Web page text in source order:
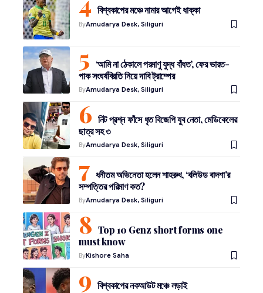
বিশ্বকাপের মঞ্চে নামার আগেই ধাক্কা
ByAmudarya Desk, Siliguri
‘আমি না ঠেকালে পরমাণু যুদ্ধ বাঁধত’, ফের ভারত-
পাক সংঘর্ষবিরতি নিয়ে দাবি ট্রাম্পের
ByAmudarya Desk, Siliguri
নিট প্রশ্ন ফাঁসে ধৃত বিজেপি যুব নেতা, মেডিকেলের
ছাত্র সহ ৩
ByAmudarya Desk, Siliguri
ধনীতম অভিনেতা হলেন শাহরুখ, ‘বলিউড বাদশা’র
সম্পত্তির পরিমাণ কত?
ByAmudarya Desk, Siliguri
Top 10 Genz short forms one
must know
ByKishore Saha
বিশ্বকাপের নকআউট মঞ্চে লড়াই